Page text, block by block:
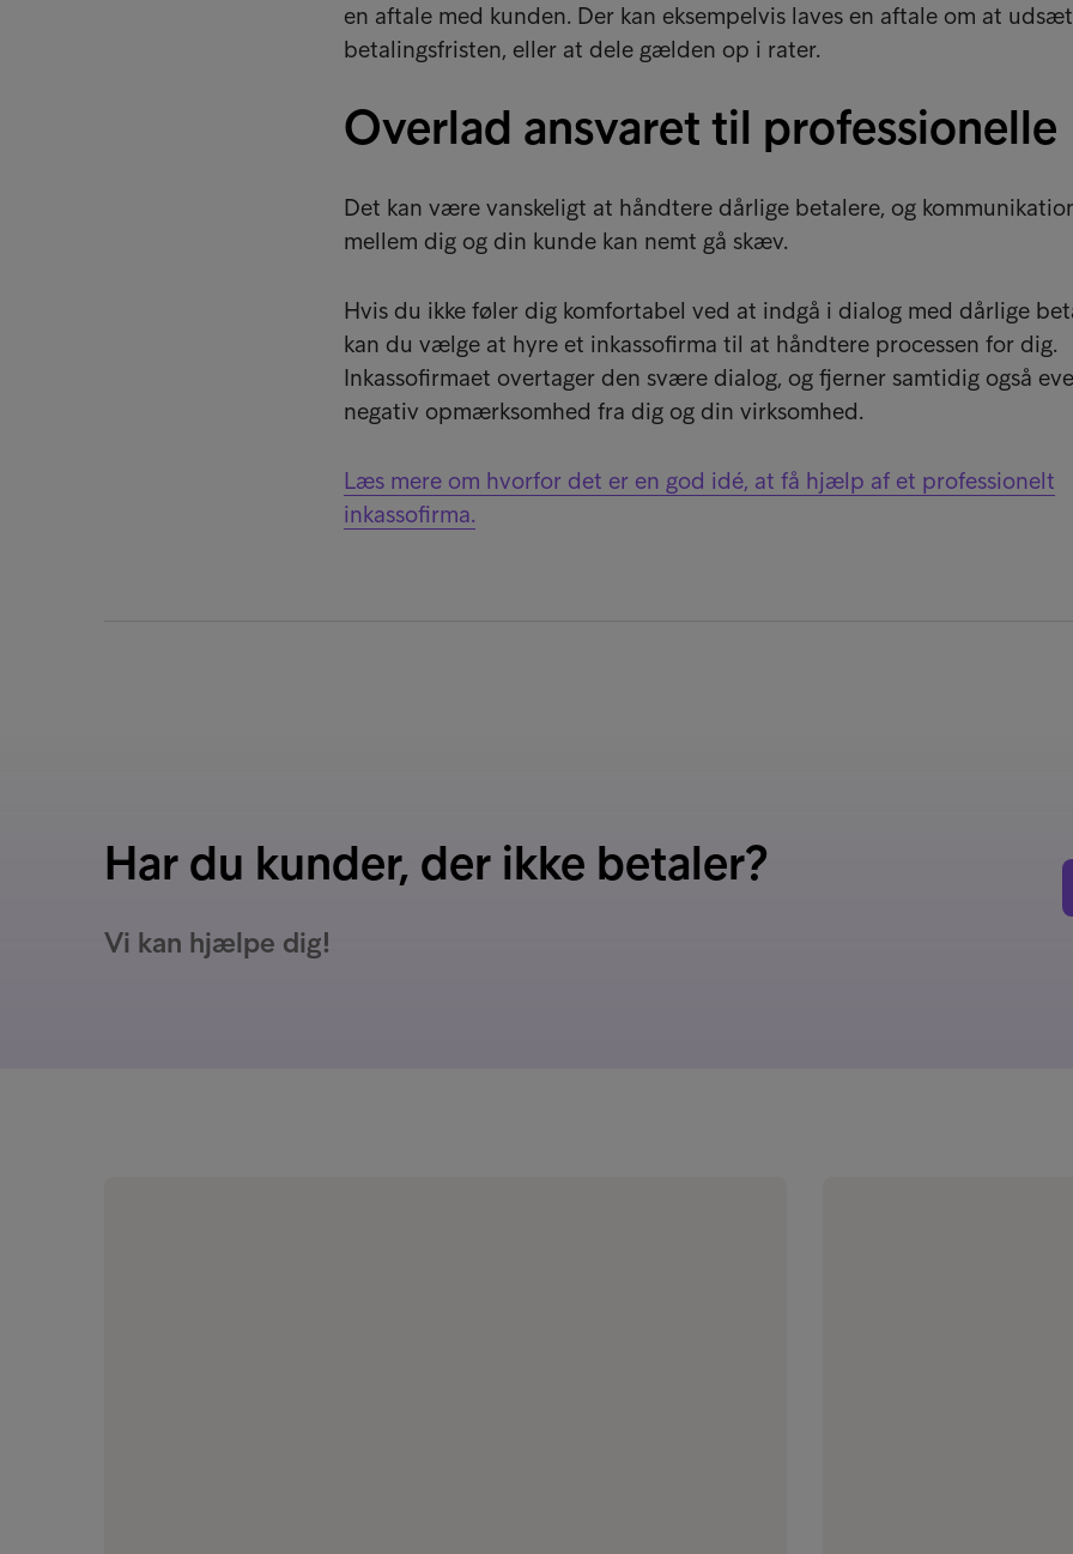
en aftale med kunden. Der kan eksempelvis laves en aftale om at
betalingsfristen, eller at dele gælden op i rater.
Overlad ansvaret til professionelle
Det kan være vanskeligt at håndtere dårlige betalere, og
mellem dig og din kunde kan nemt gå skæv.
Hvis du ikke føler dig komfortabel ved at indgå i dialog med dårlige
kan du vælge at hyre et inkassofirma til at håndtere processen for dig.
Inkassofirmaet overtager den svære dialog, og fjerner samtidig også
negativ opmærksomhed fra dig og din virksomhed.
Læs mere om hvorfor det er en god idé, at få hjælp af et professionelt
inkassofirma.
Har du kunder, der ikke betaler?
Vi kan hjælpe dig!